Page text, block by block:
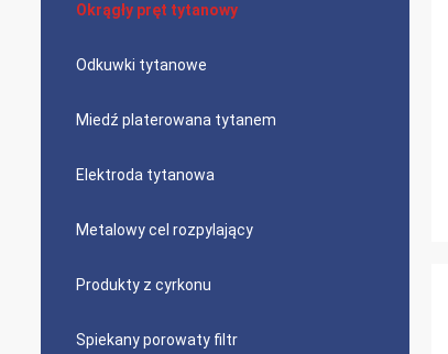
Okrągły pręt tytanowy
Odkuwki tytanowe
Miedź platerowana tytanem
Elektroda tytanowa
Metalowy cel rozpylający
Produkty z cyrkonu
Spiekany porowaty filtr